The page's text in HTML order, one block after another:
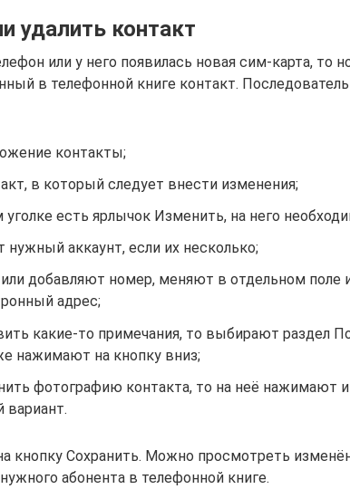
удалить контакт
или у него появилась новая сим-карта, то
в телефонной книге контакт.
контакты;
в который следует внести изменения;
есть ярлычок Изменить, на него
аккаунт, если их несколько;
добавляют номер, меняют в отдельном поле
адрес;
какие-то примечания, то выбирают раздел
нажимают на кнопку вниз;
фотографию контакта, то на неё нажимают
вариант.
кнопку Сохранить. Можно просмотреть
абонента в телефонной книге.